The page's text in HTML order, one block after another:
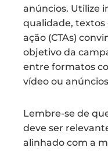
anúncios. Utilize
qualidade, textos
ação (CTAs)
objetivo da
entre formatos
vídeo ou
Lembre-se de
deve ser
alinhado com a